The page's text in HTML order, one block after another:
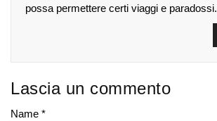
possa permettere certi viaggi e paradossi.
Lascia un commento
Name *